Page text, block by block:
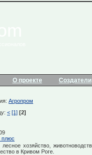
О проекте Создатели
Агропром
< [1] [2]
плюс
лесное хозяйство,
в Кривом Роге.